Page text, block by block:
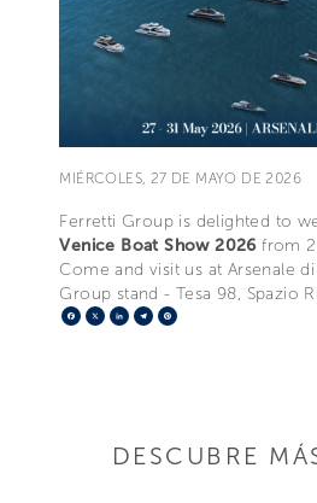
MIÉRCOLES, 27 DE MAYO DE 2026
Ferretti Group is delighted to
Venice Boat Show 2026from
Come and visit us at Arsenale
Group stand ­- Tesa 98, Spazio
Facebook
X LinkedIn
Telegram
DESCUBRE